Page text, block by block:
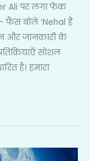
Ali पर लगा फेक
फैंस बोले ‘Nehal है
और जानकारी के
सोशल
हैं। हमारा